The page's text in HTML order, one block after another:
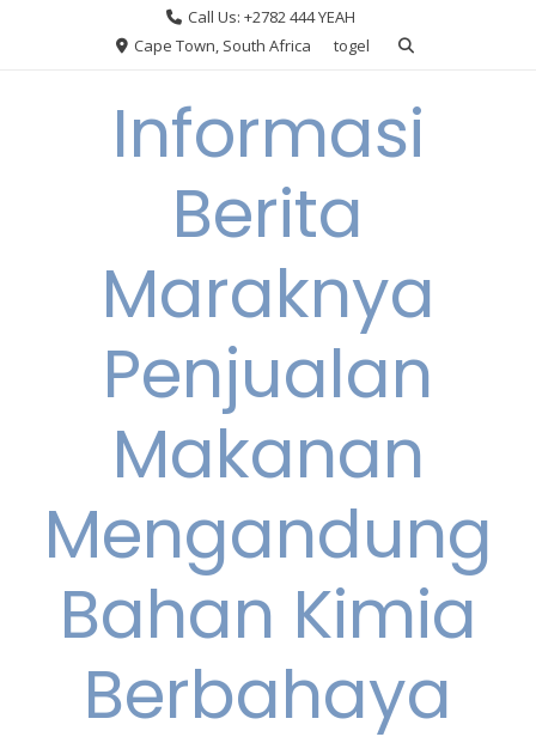
Call Us: +2782 444 YEAH
Cape Town, South Africa
togel
Informasi
Berita
Maraknya
Penjualan
Makanan
Mengandung
Bahan Kimia
Berbahaya